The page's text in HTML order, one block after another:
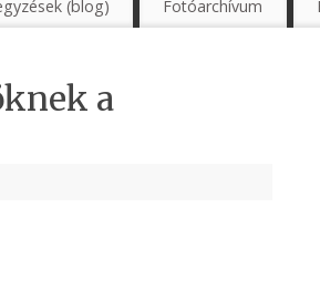
(blog) Fotóarchívum
a